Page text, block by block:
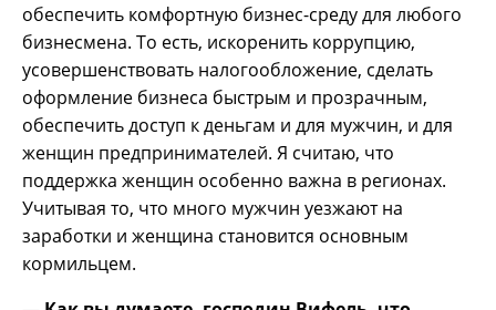
обеспечить комфортную бизнес-среду для любого
бизнесмена. То есть, искоренить коррупцию,
усовершенствовать налогообложение, сделать
оформление бизнеса быстрым и прозрачным,
обеспечить доступ к деньгам и для мужчин, и для
женщин предпринимателей. Я считаю, что
поддержка женщин особенно важна в регионах.
Учитывая то, что много мужчин уезжают на
заработки и женщина становится основным
кормильцем.